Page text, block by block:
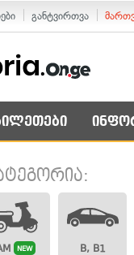
განტვირთვა
NEW B, B1